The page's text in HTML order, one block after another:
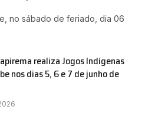
no sábado de feriado, dia 06
realiza Jogos Indígenas
nos dias 5, 6 e 7 de junho de